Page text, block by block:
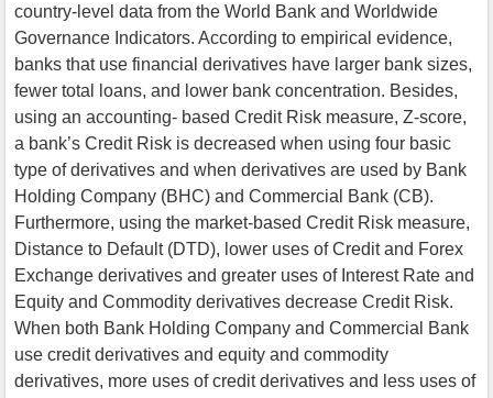
country-level data from the World Bank and Worldwide
Governance Indicators. According to empirical evidence,
banks that use financial derivatives have larger bank sizes,
fewer total loans, and lower bank concentration. Besides,
using an accounting- based Credit Risk measure, Z-score,
a bank’s Credit Risk is decreased when using four basic
type of derivatives and when derivatives are used by Bank
Holding Company (BHC) and Commercial Bank (CB).
Furthermore, using the market-based Credit Risk measure,
Distance to Default (DTD), lower uses of Credit and Forex
Exchange derivatives and greater uses of Interest Rate and
Equity and Commodity derivatives decrease Credit Risk.
When both Bank Holding Company and Commercial Bank
use credit derivatives and equity and commodity
derivatives, more uses of credit derivatives and less uses of